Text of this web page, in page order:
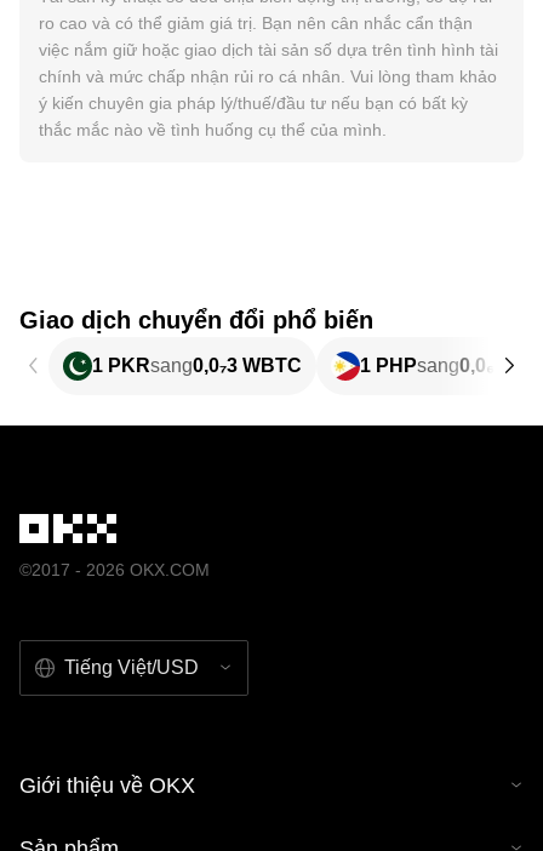
ro cao và có thể giảm giá trị. Bạn nên cân nhắc cẩn thận
việc nắm giữ hoặc giao dịch tài sản số dựa trên tình hình tài
chính và mức chấp nhận rủi ro cá nhân. Vui lòng tham khảo
ý kiến chuyên gia pháp lý/thuế/đầu tư nếu bạn có bất kỳ
thắc mắc nào về tình huống cụ thể của mình.
Giao dịch chuyển đổi phổ biến
1 PKRsang0,0₇3 WBTC 1 PHPsang0,0₆15
©2017 - 2026 OKX.COM
Tiếng Việt/USD
Giới thiệu về OKX